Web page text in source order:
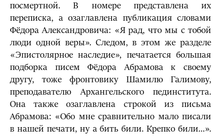
посмертной. В номере представлена их
переписка, а озаглавлена публикация словами
Фёдора Александровича: «Я рад, что мы с тобой
люди одной веры». Следом, в этом же разделе
«Эпистолярное наследие», печатается большая
подборка писем Фёдора Абрамова к своему
другу, тоже фронтовику Шамилю Галимову,
преподавателю Архангельского пединститута.
Она также озаглавлена строкой из письма
Абрамова: «Обо мне сравнительно мало писали
в нашей печати, ну а бить били. Крепко били…».